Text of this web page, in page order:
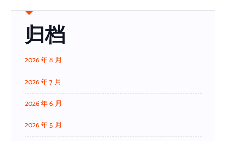
归档
2026 年 8 月
2026 年 7 月
2026 年 6 月
2026 年 5 月